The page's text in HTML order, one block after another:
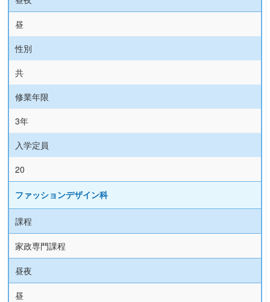
昼
性別
共
修業年限
3年
入学定員
20
ファッションデザイン科
課程
家政専門課程
昼夜
昼